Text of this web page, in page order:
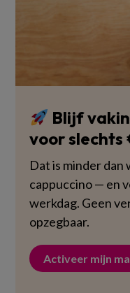
Blijf
voor slechts
Dat is minder dan
cappuccino — en
werkdag. Geen
opzegbaar.
Activeer mijn